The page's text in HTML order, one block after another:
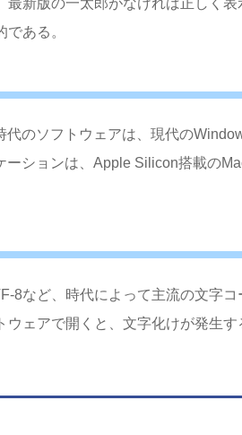
新版の一太郎がなければ正しく表
ある。
のソフトウェアは、現代の
ションは、Apple Silicon搭載の
8など、時代によって主流の文字コ
ェアで開くと、文字化けが発生す